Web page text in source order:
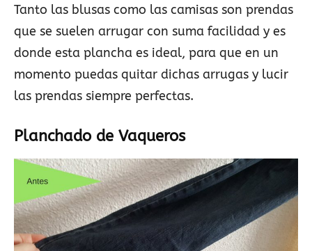
Tanto las blusas como las camisas son prendas
que se suelen arrugar con suma facilidad y es
donde esta plancha es ideal, para que en un
momento puedas quitar dichas arrugas y lucir
las prendas siempre perfectas.
Planchado de Vaqueros